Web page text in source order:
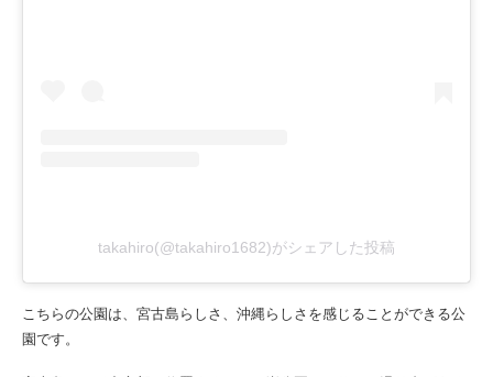
takahiro(@takahiro1682)がシェアした投稿
こちらの公園は、宮古島らしさ、沖縄らしさを感じることができる公
園です。